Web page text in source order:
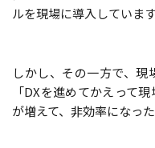
ルを現場に導入しています
しかし、その一方で、
「DXを進めてかえって
が増えて、非効率になっ